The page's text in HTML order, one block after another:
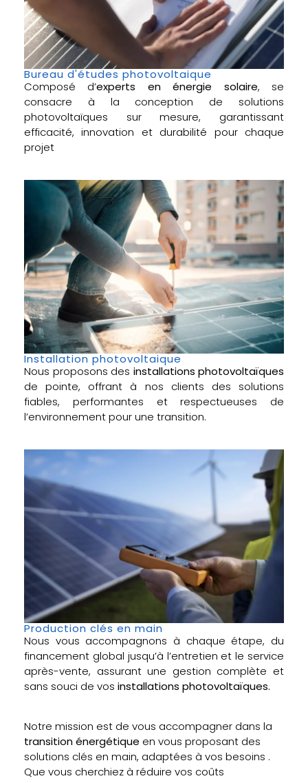
Bureau d'études photovoltaique
Composé d’experts en énergie solaire, se
consacre à la conception de solutions
photovoltaïques sur mesure, garantissant
efficacité, innovation et durabilité pour chaque
projet
Installation photovoltaique
Nous proposons des installations photovoltaïques
de pointe, offrant à nos clients des solutions
fiables, performantes et respectueuses de
l’environnement pour une transition.
Production clés en main
Nous vous accompagnons à chaque étape, du
financement global jusqu’à l’entretien et le service
après-vente, assurant une gestion complète et
sans souci de vos installations photovoltaïques.
Notre mission est de vous accompagner dans la
transition énergétique en vous proposant des
solutions clés en main, adaptées à vos besoins .
Que vous cherchiez à réduire vos coûts